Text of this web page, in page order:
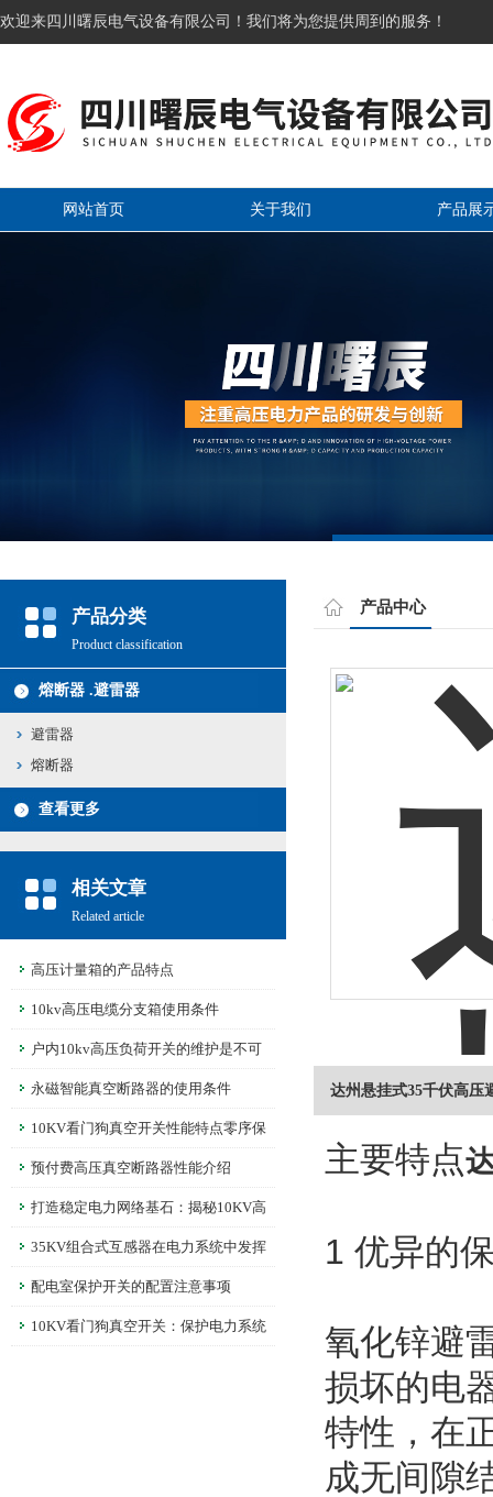
欢迎来四川曙辰电气设备有限公司！我们将为您提供周到的服务！
网站首页 关于我们 产品展
产品分类
Product classification
熔断器 .避雷器
避雷器
熔断器
查看更多
相关文章
Related article
高压计量箱的产品特点
10kv高压电缆分支箱使用条件
户内10kv高压负荷开关的维护是不可
缺失的
永磁智能真空断路器的使用条件
10KV看门狗真空开关性能特点零序保
护过流保护与远程控制功能详解
预付费高压真空断路器性能介绍
打造稳定电力网络基石：揭秘10KV高
压电缆分支箱的魅力
35KV组合式互感器在电力系统中发挥
着重要的作用
配电室保护开关的配置注意事项
10KV看门狗真空开关：保护电力系统
产品中心
达州悬挂式35千伏高压
主要特点
1 优异的
氧化锌避
损坏的电
特性，在
成无间隙